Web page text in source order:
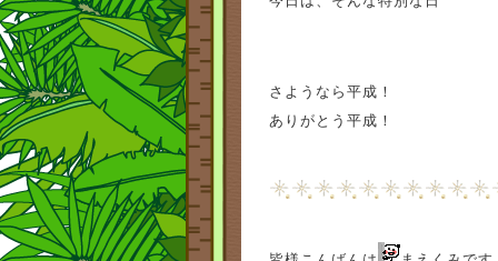
さようなら平成！
ありがとう平成！